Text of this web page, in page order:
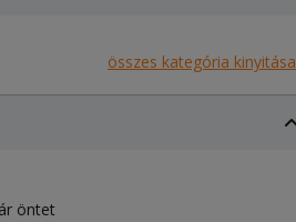
összes kategória kinyitása
öntet